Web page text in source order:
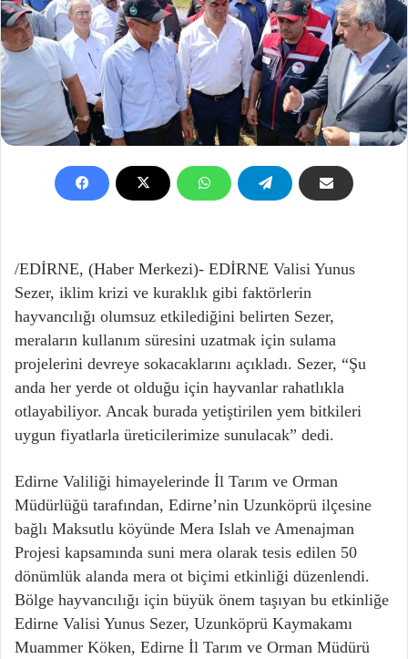
/EDİRNE, (Haber Merkezi)- EDİRNE Valisi Yunus
Sezer, iklim krizi ve kuraklık gibi faktörlerin
hayvancılığı olumsuz etkilediğini belirten Sezer,
meraların kullanım süresini uzatmak için sulama
projelerini devreye sokacaklarını açıkladı. Sezer, “Şu
anda her yerde ot olduğu için hayvanlar rahatlıkla
otlayabiliyor. Ancak burada yetiştirilen yem bitkileri
uygun fiyatlarla üreticilerimize sunulacak” dedi.
Edirne Valiliği himayelerinde İl Tarım ve Orman
Müdürlüğü tarafından, Edirne’nin Uzunköprü ilçesine
bağlı Maksutlu köyünde Mera Islah ve Amenajman
Projesi kapsamında suni mera olarak tesis edilen 50
dönümlük alanda mera ot biçimi etkinliği düzenlendi.
Bölge hayvancılığı için büyük önem taşıyan bu etkinliğe
Edirne Valisi Yunus Sezer, Uzunköprü Kaymakamı
Muammer Köken, Edirne İl Tarım ve Orman Müdürü